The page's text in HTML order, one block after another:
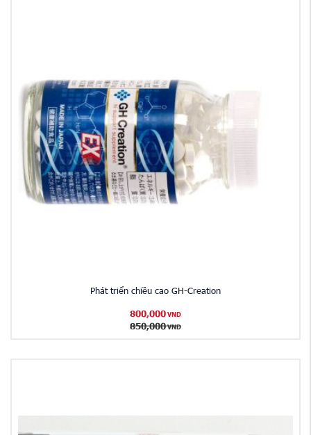
Phát triển chiều cao GH-Creation
800,000 VND
850,000 VND